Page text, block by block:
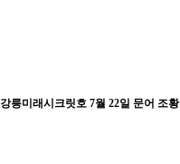
강릉미래시크릿호 7월 22일 문어 조황